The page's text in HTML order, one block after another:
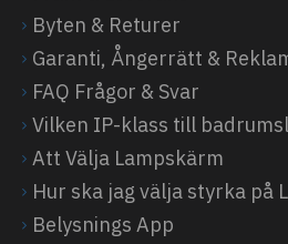
Byten & Returer
Garanti, Ångerrätt &
FAQ Frågor & Svar
Vilken IP-klass till
Att Välja Lampskärm
Hur ska jag välja styrka på
Belysnings App